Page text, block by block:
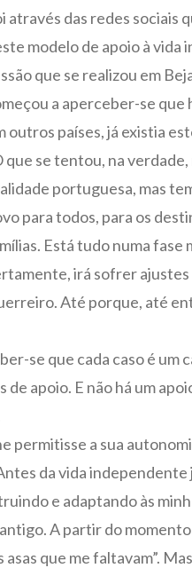
através das redes sociais
modelo de apoio à
que se realizou em
a aperceber-se que
outros países, já existia
que se tentou, na
portuguesa, mas
para todos, para os
Está tudo numa fase
irá sofrer ajustes
Até porque, até
se que cada caso é um
apoio. E não há um
a sua
da vida
e adaptando às
A partir do
que me faltavam”.